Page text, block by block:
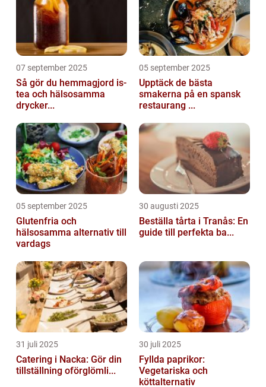
07 september 2025
Så gör du hemmagjord is-
tea och hälsosamma
drycker...
05 september 2025
Upptäck de bästa
smakerna på en spansk
restaurang ...
05 september 2025
Glutenfria och
hälsosamma alternativ till
vardags
30 augusti 2025
Beställa tårta i Tranås: En
guide till perfekta ba...
31 juli 2025
Catering i Nacka: Gör din
tillställning oförglömli...
30 juli 2025
Fyllda paprikor:
Vegetariska och
köttalternativ